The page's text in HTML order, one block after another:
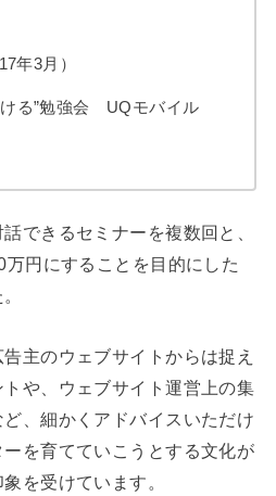
年3月）
ける”勉強会 UQモバイル
できるセミナーを複数回と、
円にすることを目的にした
主のウェブサイトからは捉え
や、ウェブサイト運営上の集
、細かくアドバイスいただけ
を育てていこうとする文化が
を受けています。